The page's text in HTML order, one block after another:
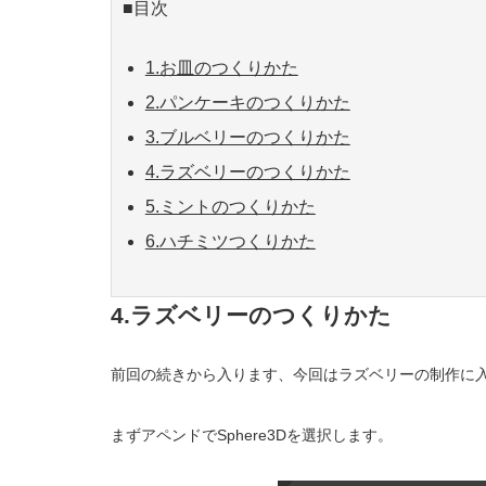
■目次
1.お皿のつくりかた
2.パンケーキのつくりかた
3.ブルベリーのつくりかた
4.ラズベリーのつくりかた
5.ミントのつくりかた
6.ハチミツつくりかた
4.ラズベリーのつくりかた
前回の続きから入ります、今回はラズベリーの制作に
まずアペンドでSphere3Dを選択します。